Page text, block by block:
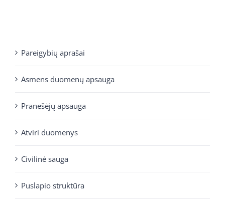
Pareigybių aprašai
Asmens duomenų apsauga
Pranešėjų apsauga
Atviri duomenys
Civilinė sauga
Puslapio struktūra